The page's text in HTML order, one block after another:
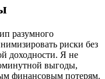
разумного
риски без
доходности. Я не
выгоды,
финансовым потерям.